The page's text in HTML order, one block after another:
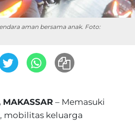
aman bersama anak. Foto:
MAKASSAR – Memasuki
mobilitas keluarga